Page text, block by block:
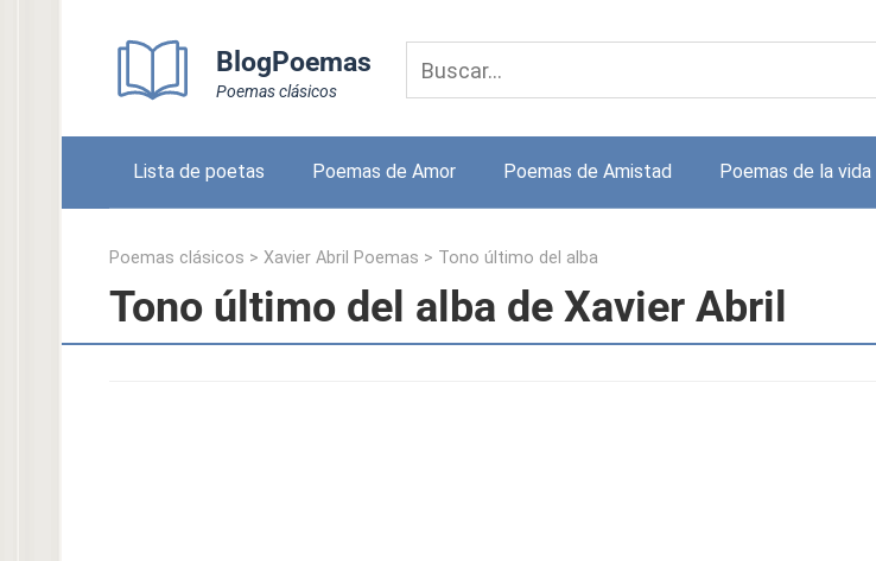
BlogPoemas
Poemas clásicos
Lista de poetas Poemas de Amor Poemas de Amistad Poemas de la vida
Poemas clásicos > Xavier Abril Poemas > Tono último del alba
Tono último del alba de Xavier Abril